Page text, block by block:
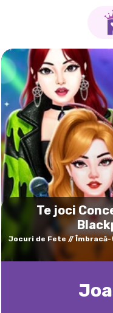
Te joci
Jocuri de Fete